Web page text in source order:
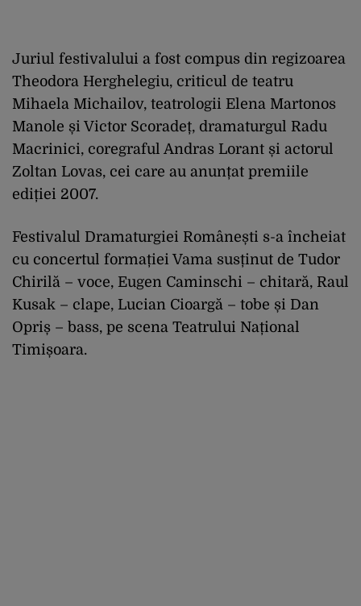
Juriul festivalului a fost compus din regizoarea
Theodora Herghelegiu, criticul de teatru
Mihaela Michailov, teatrologii Elena Martonos
Manole și Victor Scoradeț, dramaturgul Radu
Macrinici, coregraful Andras Lorant și actorul
Zoltan Lovas, cei care au anunțat premiile
ediției 2007.
Festivalul Dramaturgiei Românești s-a încheiat
cu concertul formației Vama susținut de Tudor
Chirilă – voce, Eugen Caminschi – chitară, Raul
Kusak – clape, Lucian Cioargă – tobe și Dan
Opriș – bass, pe scena Teatrului Național
Timișoara.